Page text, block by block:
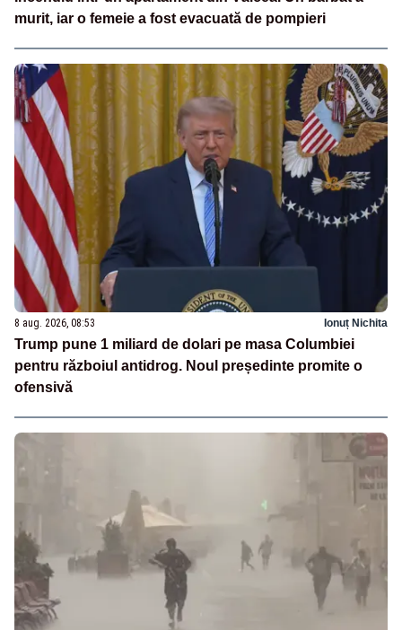
murit, iar o femeie a fost evacuată de pompieri
8 aug. 2026, 08:53 Ionuț Nichita
Trump pune 1 miliard de dolari pe masa Columbiei
pentru războiul antidrog. Noul președinte promite o
ofensivă